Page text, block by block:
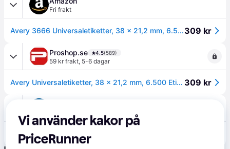
Fri frakt
Avery 3666 Universaletiketter, 38 x 21,2 mm, 6.500 Etiketter, Vit309 kr
Proshop.se 4.5(589)
59 kr frakt, 5-6 dagar
Avery Universaletiketter, 38 x 21,2 mm, 6.500 Etiketter, Vit 309 kr
Vi använder kakor på
PriceRunner